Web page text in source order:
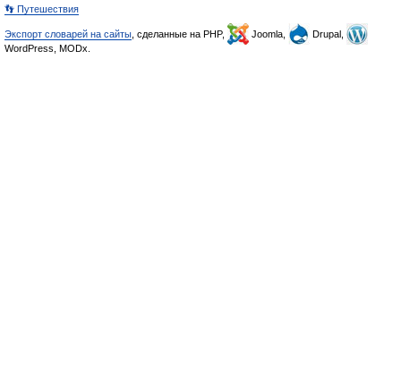
👣 Путешествия
Экспорт словарей на сайты , сделанные на PHP, Joomla,
Drupal,
WordPress, MODx.